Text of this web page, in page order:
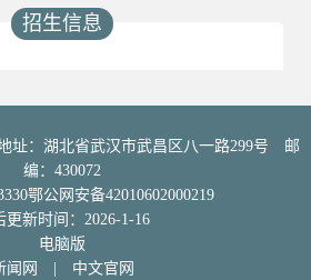
招生信息
址：湖北省武汉市武昌区八一路299号 邮
编：430072
鄂公网安备42010602000219
更新时间： 2026-1-16
电脑版
闻网
中文官网